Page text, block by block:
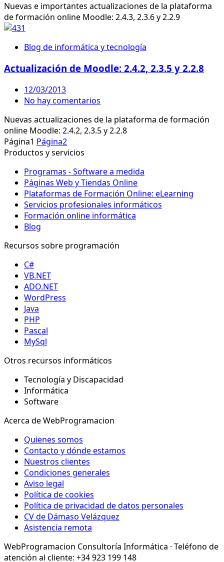
Nuevas e importantes actualizaciones de la plataforma
de formación online Moodle: 2.4.3, 2.3.6 y 2.2.9
Blog de informática y tecnología
Actualización de Moodle: 2.4.2, 2.3.5 y 2.2.8
12/03/2013
No hay comentarios
Nuevas actualizaciones de la plataforma de formación
online Moodle: 2.4.2, 2.3.5 y 2.2.8
Página1 Página2
Productos y servicios
Programas - Software a medida
Páginas Web y Tiendas Online
Plataformas de Formación Online: eLearning
Servicios profesionales informáticos
Formación online informática
Blog
Recursos sobre programación
C#
VB.NET
ADO.NET
WordPress
Java
PHP
Pascal
MySql
Otros recursos informáticos
Tecnología y Discapacidad
Informática
Software
Acerca de WebProgramacion
Quienes somos
Contacto y dónde estamos
Nuestros clientes
Condiciones generales
Aviso legal
Política de cookies
Política de privacidad de datos personales
CV de Dámaso Velázquez
Asistencia remota
WebProgramacion Consultoría Informática · Teléfono de
atención al cliente: +34 923 199 148